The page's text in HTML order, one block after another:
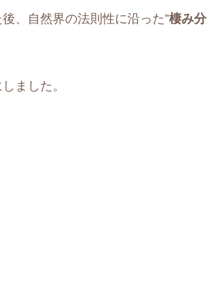
、自然界の法則性に沿った”棲み分
ました。